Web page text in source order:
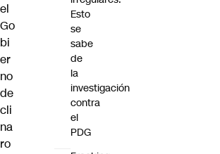
el
Go
bi
er
no
de
cli
na
ro
Esto
se
sabe
de
la
investigación
contra
el
PDG